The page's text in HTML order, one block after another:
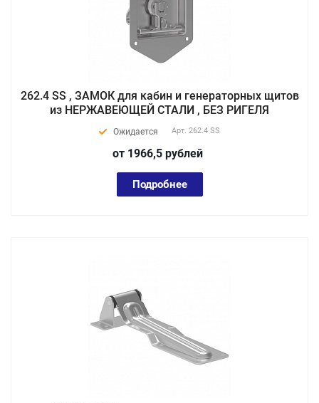
262.4 SS , ЗАМОК для кабин и генераторных щитов
из НЕРЖАВЕЮЩЕЙ СТАЛИ , БЕЗ РИГЕЛЯ
Ожидается Арт. 262.4 SS
от 1966,5 рублей
Подробнее